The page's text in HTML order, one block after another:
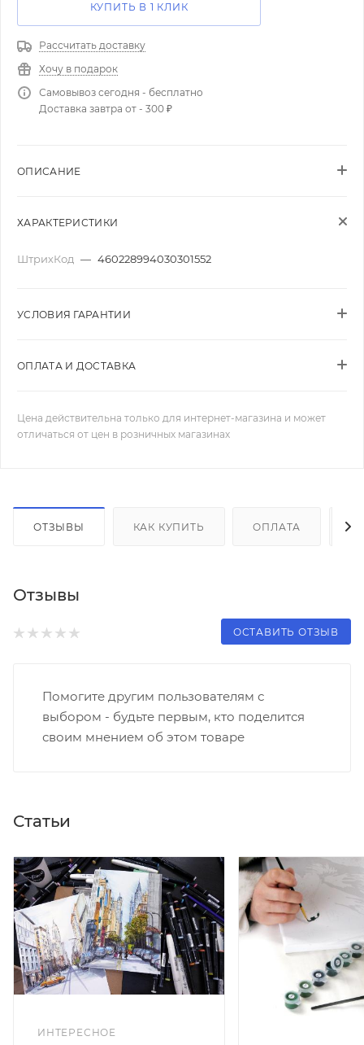
КУПИТЬ В 1 КЛИК
Рассчитать доставку
Хочу в подарок
Самовывоз сегодня - бесплатно
Доставка завтра от - 300 ₽
ОПИСАНИЕ
ХАРАКТЕРИСТИКИ
ШтрихКод — 460228994030301552
УСЛОВИЯ ГАРАНТИИ
ОПЛАТА И ДОСТАВКА
Цена действительна только для интернет-магазина и может
отличаться от цен в розничных магазинах
ОТЗЫВЫ КАК КУПИТЬ ОПЛАТА
Отзывы
ОСТАВИТЬ ОТЗЫВ
Помогите другим пользователям с
выбором - будьте первым, кто поделится
своим мнением об этом товаре
Статьи
ИНТЕРЕСНОЕ